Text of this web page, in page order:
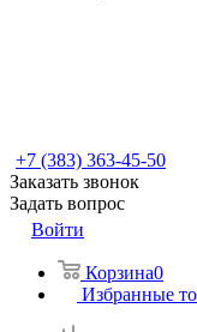
+7 (383) 363-45-50
Заказать звонок
Задать вопрос
Войти
Корзина0
Избранные